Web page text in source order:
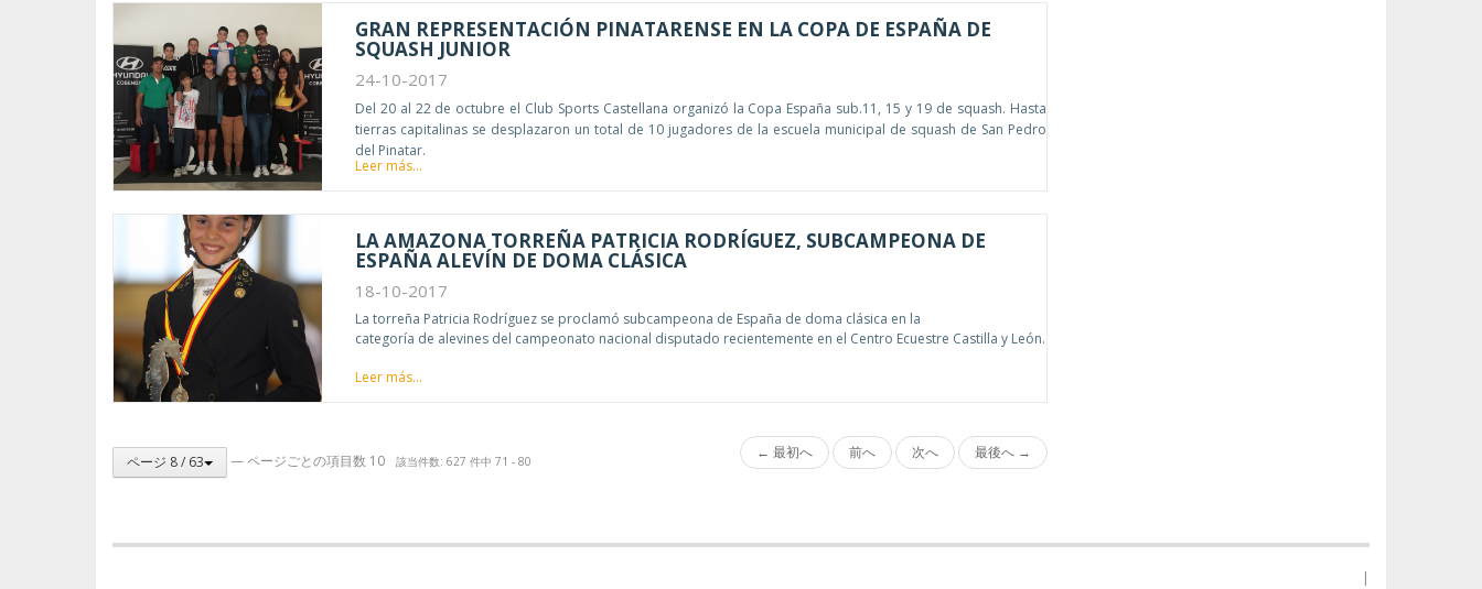
GRAN REPRESENTACIÓN PINATARENSE EN LA COPA DE ESPAÑA DE
SQUASH JUNIOR
24-10-2017
Del 20 al 22 de octubre el Club Sports Castellana organizó la Copa España sub.11, 15 y 19 de squash. Hasta
tierras capitalinas se desplazaron un total de 10 jugadores de la escuela municipal de squash de San Pedro
del Pinatar.
Leer más...
LA AMAZONA TORREÑA PATRICIA RODRÍGUEZ, SUBCAMPEONA DE
ESPAÑA ALEVÍN DE DOMA CLÁSICA
18-10-2017
La torreña Patricia Rodríguez se proclamó subcampeona de España de doma clásica en la
categoría de alevines del campeonato nacional disputado recientemente en el Centro Ecuestre Castilla y León.
Leer más...
ページ 8 / 63 — ページごとの項目数 10 該当件数: 627 件中 71 - 80 ← 最初へ 前へ 次へ 最後へ →
|